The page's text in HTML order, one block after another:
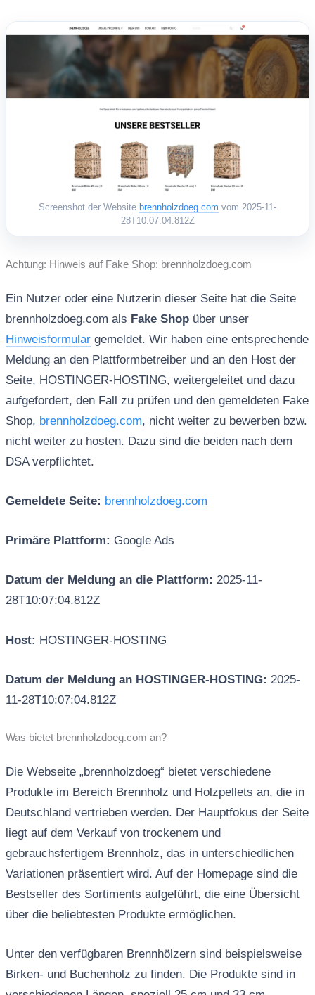
Screenshot der Website brennholzdoeg.com vom 2025-11-
28T10:07:04.812Z
Achtung: Hinweis auf Fake Shop: brennholzdoeg.com
Ein Nutzer oder eine Nutzerin dieser Seite hat die Seite
brennholzdoeg.com als Fake Shopüber unser
Hinweisformulargemeldet. Wir haben eine entsprechende
Meldung an den Plattformbetreiber und an den Host der
Seite, HOSTINGER-HOSTING, weitergeleitet und dazu
aufgefordert, den Fall zu prüfen und den gemeldeten Fake
Shop, brennholzdoeg.com, nicht weiter zu bewerben bzw.
nicht weiter zu hosten. Dazu sind die beiden nach dem
DSA verpflichtet.
Gemeldete Seite: brennholzdoeg.com
Primäre Plattform: Google Ads
Datum der Meldung an die Plattform: 2025-11-
28T10:07:04.812Z
Host: HOSTINGER-HOSTING
Datum der Meldung an HOSTINGER-HOSTING: 2025-
11-28T10:07:04.812Z
Was bietet brennholzdoeg.com an?
Die Webseite „brennholzdoeg“ bietet verschiedene
Produkte im Bereich Brennholz und Holzpellets an, die in
Deutschland vertrieben werden. Der Hauptfokus der Seite
liegt auf dem Verkauf von trockenem und
gebrauchsfertigem Brennholz, das in unterschiedlichen
Variationen präsentiert wird. Auf der Homepage sind die
Bestseller des Sortiments aufgeführt, die eine Übersicht
über die beliebtesten Produkte ermöglichen.
Unter den verfügbaren Brennhölzern sind beispielsweise
Birken- und Buchenholz zu finden. Die Produkte sind in